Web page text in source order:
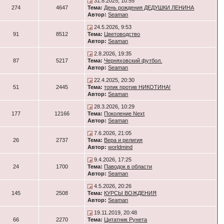
274 4647
Тема: День рождения ДЕДУШКИ ЛЕНИНА
Автор: Seaman
91 8512
24.5.2026, 9:53
Тема: Цветоводство
Автор: Seaman
87 5217
2.8.2026, 19:35
Тема: Черняховский футбол.
Автор: Seaman
51 2445
22.4.2025, 20:30
Тема: топик против НИКОТИНА!
Автор: Seaman
177 12166
28.3.2026, 10:29
Тема: Поколение Next
Автор: Seaman
26 2737
7.6.2026, 21:05
Тема: Вера и религия
Автор: worldmind
24 1700
9.4.2026, 17:25
Тема: Паводок в области
Автор: Seaman
145 2508
4.5.2026, 20:26
Тема: КУРСЫ ВОЖДЕНИЯ
Автор: Seaman
66 2270
19.11.2019, 20:48
Тема: Цитатник Рунета